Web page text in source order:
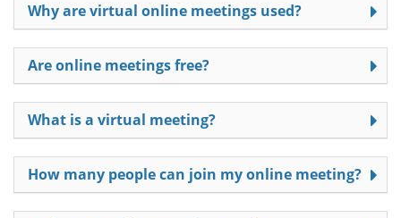
Why are virtual online meetings used?
Are online meetings free?
What is a virtual meeting?
How many people can join my online meeting?